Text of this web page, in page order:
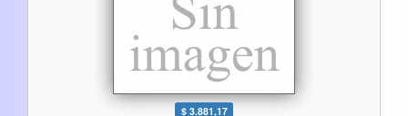
$ 3.881,17